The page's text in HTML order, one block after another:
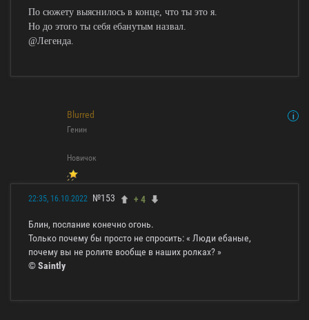
По сюжету выяснилось в конце, что ты это я.
Но до этого ты себя ебанутым назвал.
@Легенда.
Blurred
Генин
Новичок
22:35, 16.10.2022 №153 + 4
Блин, послание конечно огонь.
Только почему бы просто не спросить: « Люди ебаные,
почему вы не ролите вообще в наших ролках? »
© Saintly